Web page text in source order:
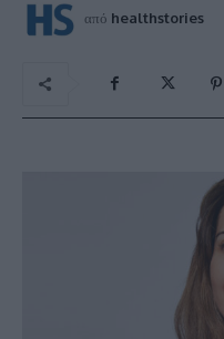
από healthstories